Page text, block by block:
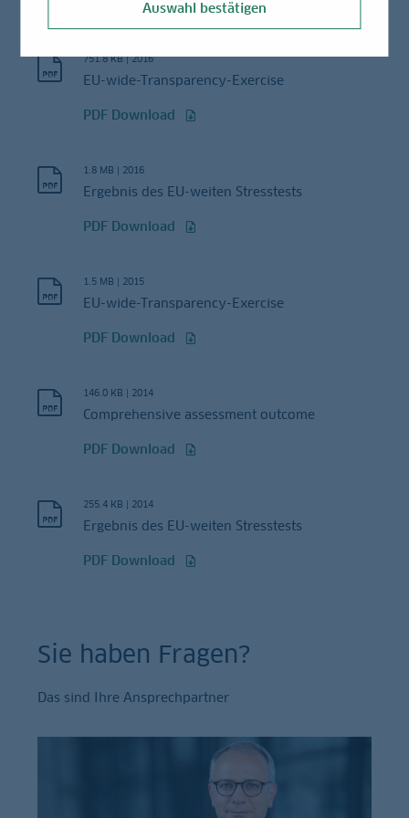
PDF Download
751.8 KB|2016
EU-wide-Transparency-Exercise
PDF Download
1.8 MB | 2016
Ergebnis des EU-weiten Stresstests
PDF Download
1.5 MB | 2015
EU-wide-Transparency-Exercise
PDF Download
146.0 KB | 2014
Comprehensive assessment outcome
PDF Download
255.4 KB | 2014
Ergebnis des EU-weiten Stresstests
PDF Download
Sie haben Fragen?
Das sind Ihre Ansprechpartner
Auswahl bestätigen